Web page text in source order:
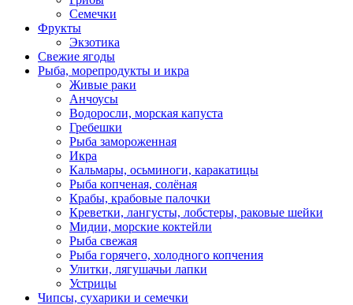
Семечки
Фрукты
Экзотика
Свежие ягоды
Рыба, морепродукты и икра
Живые раки
Анчоусы
Водоросли, морская капуста
Гребешки
Рыба замороженная
Икра
Кальмары, осьминоги, каракатицы
Рыба копченая, солёная
Крабы, крабовые палочки
Креветки, лангусты, лобстеры, раковые шейки
Мидии, морские коктейли
Рыба свежая
Рыба горячего, холодного копчения
Улитки, лягушачьи лапки
Устрицы
Чипсы, сухарики и семечки